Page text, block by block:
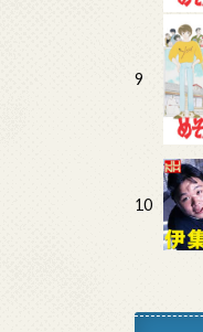
9
10